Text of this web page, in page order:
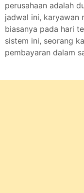
perusahaan adalah
jadwal ini, karyawan
biasanya pada hari
sistem ini, seorang
pembayaran dalam